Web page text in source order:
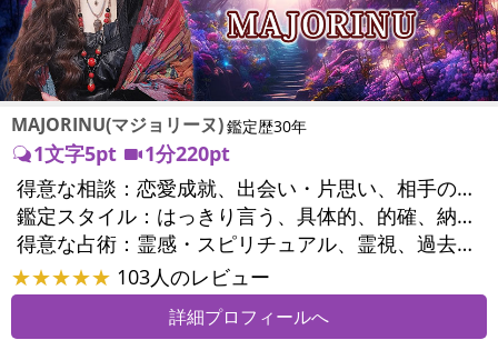
MAJORINU(マジョリーヌ)鑑定歴30年
1文字5pt
1分220pt
得意な相談：
恋愛成就、出会い・片思い、相手の気持ち、相性、縁結び、結婚、男心・女心、二人の今後、複雑な恋愛、三角関係、略奪愛、浮気、不倫、復活愛、復縁、離婚、同性愛・LGBT、人間関係、職場の人間関係、対人関係、仕事運、適職、天職、転職、進路、就職、人生全般、使命、経営相談、人事、開業、夢、目標、ビジネスチャンス、ビジネスパートナー、パワーハラスメント、セクシャルハラスメント、家族関係、夫婦関係、家庭問題、夫婦問題、親族問題、育児・子育て、シングルマザー、ドメスティックバイオレンス、相続関係、精神問題、心の問題、うつ、トラウマ、ストレス、いじめ、人生相談、霊的問題、魂の本質、前世、ペットの気持ち、パワーストーン選択、引越し・転居、方位、健康運、金運、金銭トラブル、ご近所問題、縁切り
鑑定スタイル：
はっきり言う、具体的、的確、納得感、情報量が多い、友達のように相談できる、聞き上手、とても話しやすい、じっくり聞いてくれる、愛にあふれ温かい、深く濃厚、勇気をくれる、前向き・元気になれる、実力派
得意な占術：
霊感・スピリチュアル、霊視、過去視、未来予知、前世・来世、波動修正、オーラ、エネルギー調整、ソウルメイト、チャネリング、ペットの気持ち、タロット、オラクルカード、風水、姓名判断、九星気学、四柱推命、占星術、数秘術、カラー診断、易学、祈祷、祈願、縁結び、縁切り、ダウジング、ルーン、パワーストーン、カウンセリング、オリジナル占術、ルノルマンカード
★★★★★ 103人のレビュー
詳細プロフィールへ